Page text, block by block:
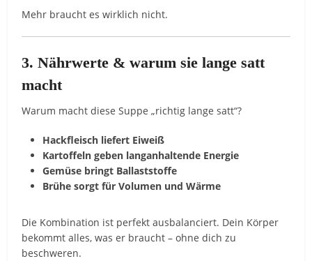
Mehr braucht es wirklich nicht.
3. Nährwerte & warum sie lange satt
macht
Warum macht diese Suppe „richtig lange satt“?
Hackfleisch liefert Eiweiß
Kartoffeln geben langanhaltende Energie
Gemüse bringt Ballaststoffe
Brühe sorgt für Volumen und Wärme
Die Kombination ist perfekt ausbalanciert. Dein Körper
bekommt alles, was er braucht – ohne dich zu
beschweren.